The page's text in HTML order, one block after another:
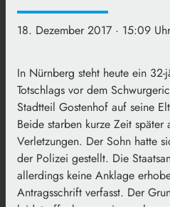
18. Dezember 2017 · 15:09 Uhr
In Nürnberg steht heute ein
Totschlags vor dem
Stadtteil Gostenhof auf seine
Beide starben kurze Zeit
Verletzungen. Der Sohn hatte
der Polizei gestellt. Die
allerdings keine Anklage
Antragsschrift verfasst. Der